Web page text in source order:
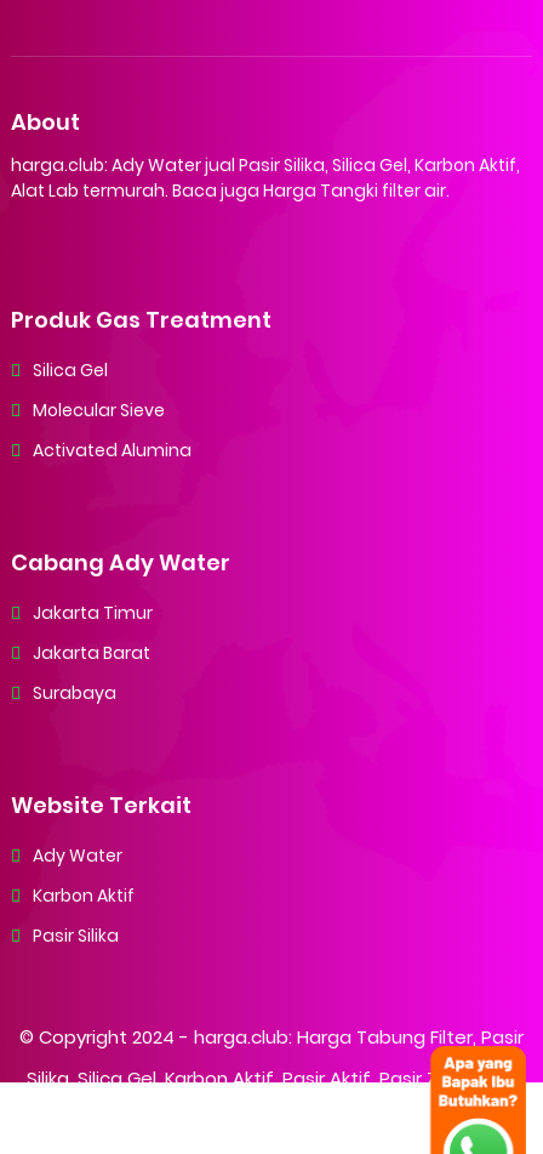
About
harga.club: Ady Water jual Pasir Silika, Silica Gel, Karbon Aktif,
Alat Lab termurah. Baca juga Harga Tangki filter air.
Produk Gas Treatment
Silica Gel
Molecular Sieve
Activated Alumina
Cabang Ady Water
Jakarta Timur
Jakarta Barat
Surabaya
Website Terkait
Ady Water
Karbon Aktif
Pasir Silika
© Copyright 2024 - harga.club: Harga Tabung Filter, Pasir
Silika, Silica Gel, Karbon Aktif, Pasir Aktif, Pasir Zeolit- All